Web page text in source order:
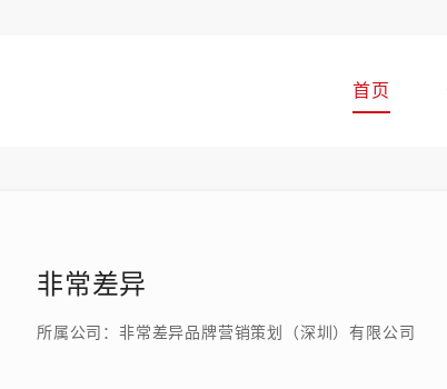
首页
非常差异
所属公司：非常差异品牌营销策划（深圳）有限公司